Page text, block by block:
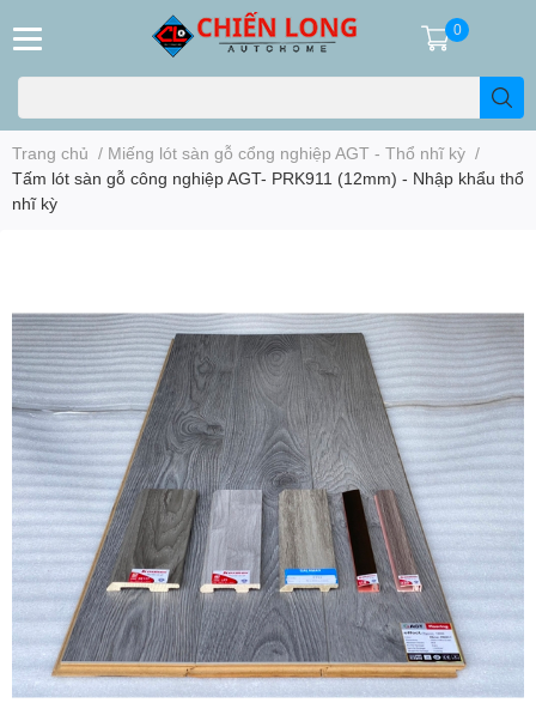
0
Trang chủ / Miếng lót sàn gỗ cổng nghiệp AGT - Thổ nhĩ kỳ /
Tấm lót sàn gỗ công nghiệp AGT- PRK911 (12mm) - Nhập khẩu thổ
nhĩ kỳ